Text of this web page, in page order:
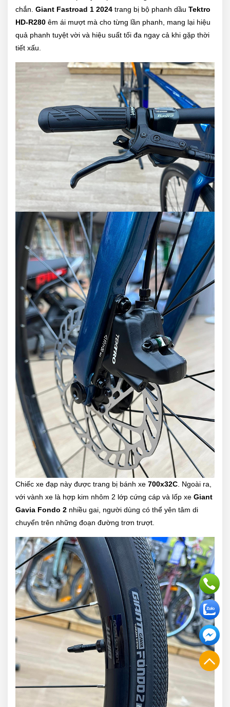
chắn. Giant Fastroad 1 2024 trang bị bộ phanh dầu Tektro
HD-R280 êm ái mượt mà cho từng lần phanh, mang lại hiệu
quả phanh tuyệt vời và hiệu suất tối đa ngay cả khi gặp thời
tiết xấu.
Chiếc xe đạp này được trang bị bánh xe 700x32C . Ngoài ra,
với vành xe là hợp kim nhôm 2 lớp cứng cáp và lốp xe Giant
Gavia Fondo 2 nhiều gai, người dùng có thể yên tâm di
chuyển trên những đoạn đường trơn trượt.